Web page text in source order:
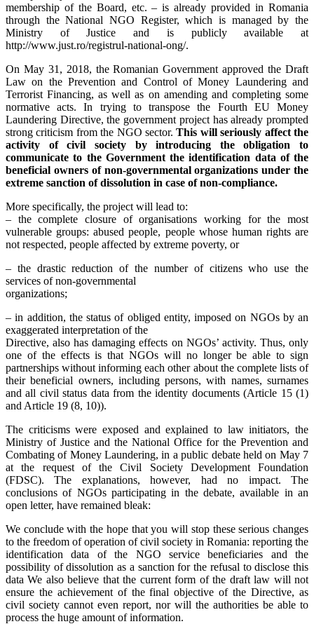
membership of the Board, etc. – is already provided in Romania
through the National NGO Register, which is managed by the
Ministry of Justice and is publicly available at
http://www.just.ro/registrul-national-ong/.
On May 31, 2018, the Romanian Government approved the Draft
Law on the Prevention and Control of Money Laundering and
Terrorist Financing, as well as on amending and completing some
normative acts. In trying to transpose the Fourth EU Money
Laundering Directive, the government project has already prompted
strong criticism from the NGO sector.This will seriously affect the
activity of civil society by introducing the obligation to
communicate to the Government the identification data of the
beneficial owners of non-governmental organizations under the
extreme sanction of dissolution in case of non-compliance.
More specifically, the project will lead to:
– the complete closure of organisations working for the most
vulnerable groups: abused people, people whose human rights are
not respected, people affected by extreme poverty, or
– the drastic reduction of the number of citizens who use the
services of non-governmental
organizations;
– in addition, the status of obliged entity, imposed on NGOs by an
exaggerated interpretation of the
Directive, also has damaging effects on NGOs’ activity. Thus, only
one of the effects is that NGOs will no longer be able to sign
partnerships without informing each other about the complete lists of
their beneficial owners, including persons, with names, surnames
and all civil status data from the identity documents (Article 15 (1)
and Article 19 (8, 10)).
The criticisms were exposed and explained to law initiators, the
Ministry of Justice and the National Office for the Prevention and
Combating of Money Laundering, in a public debate held on May 7
at the request of the Civil Society Development Foundation
(FDSC). The explanations, however, had no impact. The
conclusions of NGOs participating in the debate, available in an
open letter, have remained bleak:
We conclude with the hope that you will stop these serious changes
to the freedom of operation of civil society in Romania: reporting the
identification data of the NGO service beneficiaries and the
possibility of dissolution as a sanction for the refusal to disclose this
data We also believe that the current form of the draft law will not
ensure the achievement of the final objective of the Directive, as
civil society cannot even report, nor will the authorities be able to
process the huge amount of information.